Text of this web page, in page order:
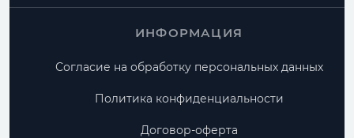
ИНФОРМАЦИЯ
Согласие на обработку персональных данных
Политика конфиденциальности
Договор-оферта